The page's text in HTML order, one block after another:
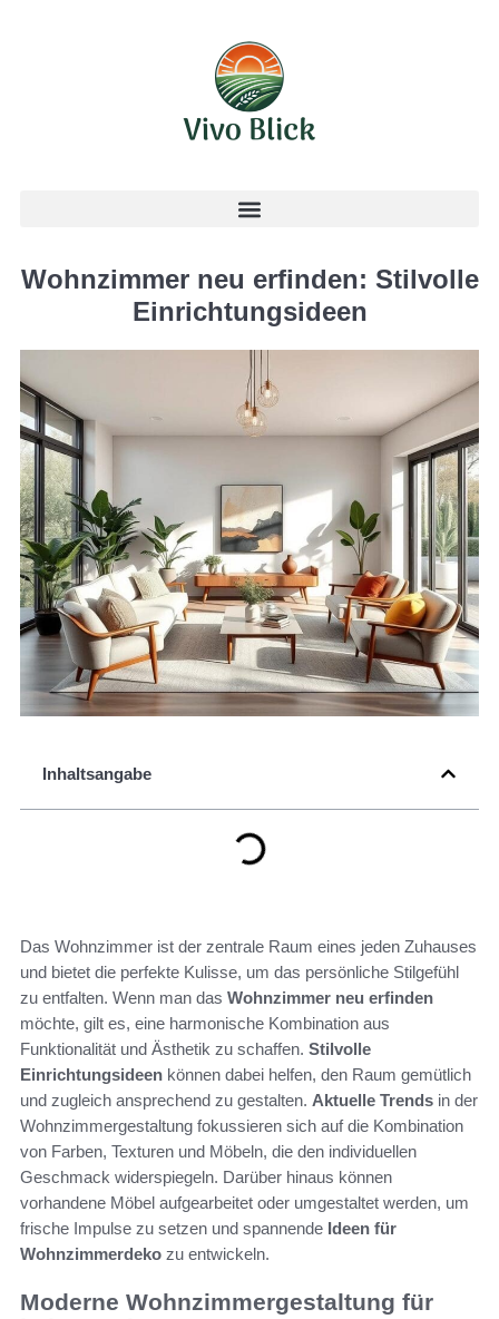
Wohnzimmer neu erfinden: Stilvolle
Einrichtungsideen
Inhaltsangabe
Das Wohnzimmer ist der zentrale Raum eines jeden Zuhauses
und bietet die perfekte Kulisse, um das persönliche Stilgefühl
zu entfalten. Wenn man das Wohnzimmer neu erfinden
möchte, gilt es, eine harmonische Kombination aus
Funktionalität und Ästhetik zu schaffen. Stilvolle
Einrichtungsideen können dabei helfen, den Raum gemütlich
und zugleich ansprechend zu gestalten. Aktuelle Trends in der
Wohnzimmergestaltung fokussieren sich auf die Kombination
von Farben, Texturen und Möbeln, die den individuellen
Geschmack widerspiegeln. Darüber hinaus können
vorhandene Möbel aufgearbeitet oder umgestaltet werden, um
frische Impulse zu setzen und spannende Ideen für
Wohnzimmerdeko zu entwickeln.
Moderne Wohnzimmergestaltung für